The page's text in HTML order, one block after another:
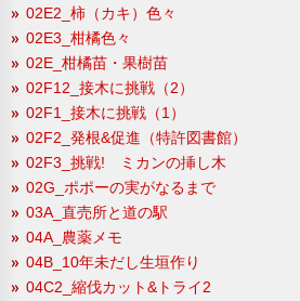
02E2_柿（カキ）色々
02E3_柑橘色々
02E_柑橘苗・果樹苗
02F12_接木に挑戦（2）
02F1_接木に挑戦（1）
02F2_発根&促進（特許図書館）
02F3_挑戦! ミカンの挿し木
02G_ポポーの実がなるまで
03A_直売所と道の駅
04A_農薬メモ
04B_10年未だし生垣作り
04C2_縮伐カット&トライ2